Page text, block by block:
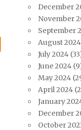
December
November
September
August 2024
July 2024
June 2024
May 2024
April 2024
January
December
October